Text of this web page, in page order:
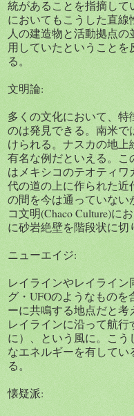
統があることを指摘し
においてもこうした直線
人の建造物と活動拠点
用していたということを
る。
文明論:
多くの文化において、
のは発見できる。南米
けられる。ナスカの地
有名な例だといえる。
はメキシコのテオティ
代の道の上に作られた近
の間を今は通っていない
コ文明(Chaco Culture)に
に砂岩絶壁を階段状に切
ニューエイジ:
レイラインやレイライ
グ・UFOのようなもの
ーに共鳴する地点だと考
レイラインに沿って航行
に）、という風に。こ
なエネルギーを有して
る。
懐疑派: